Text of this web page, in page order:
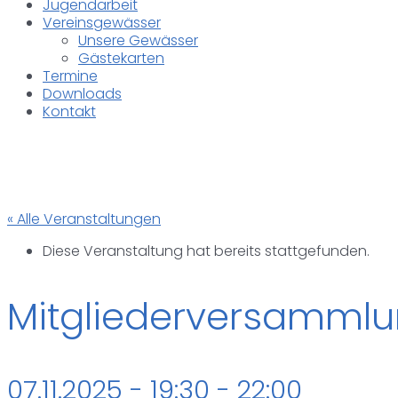
Jugendarbeit
Vereinsgewässer
Unsere Gewässer
Gästekarten
Termine
Downloads
Kontakt
« Alle Veranstaltungen
Diese Veranstaltung hat bereits stattgefunden.
07.11.2025 - 19:30 - 22:00